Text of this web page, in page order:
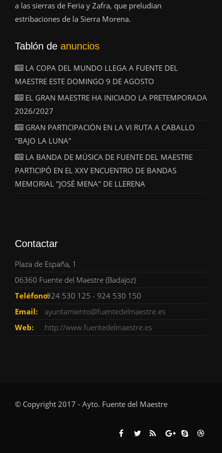
a las sierras de Feria y Zafra, que preludian
estribaciones de la Sierra Morena.
Tablón de anuncios
LA COPA DEL MUNDO LLEGA A FUENTE DEL
MAESTRE ESTE DOMINGO 9 DE AGOSTO
EL GRAN MAESTRE HA INICIADO LA PRETEMPORADA
2026/2027
GRAN PARTICIPACIÓN EN LA VI RUTA A CABALLO
"BAJO LA LUNA"
LA BANDA DE MÚSICA DE FUENTE DEL MAESTRE
PARTICIPÓ EN EL XXV ENCUENTRO DE BANDAS
MEMORIAL "JOSÉ MENA" DE LLERENA
Contactar
Plaza de España, 1
06360 Fuente del Maestre (Badajoz)
Teléfono:924 530 125 - 924 530 150
Email:
ayuntamiento@fuentedelmaestre.es
Web:
http://www.fuentedelmaestre.es
© Copyright 2017 - Ayto. Fuente del Maestre